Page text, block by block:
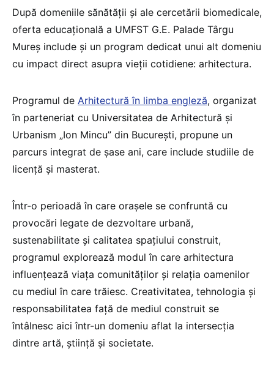
După domeniile sănătății și ale cercetării biomedicale,
oferta educațională a UMFST G.E. Palade Târgu
Mureș include și un program dedicat unui alt domeniu
cu impact direct asupra vieții cotidiene: arhitectura.
Programul de Arhitectură în limba engleză, organizat
în parteneriat cu Universitatea de Arhitectură și
Urbanism „Ion Mincu” din București, propune un
parcurs integrat de șase ani, care include studiile de
licență și masterat.
Într-o perioadă în care orașele se confruntă cu
provocări legate de dezvoltare urbană,
sustenabilitate și calitatea spațiului construit,
programul explorează modul în care arhitectura
influențează viața comunităților și relația oamenilor
cu mediul în care trăiesc. Creativitatea, tehnologia și
responsabilitatea față de mediul construit se
întâlnesc aici într-un domeniu aflat la intersecția
dintre artă, știință și societate.